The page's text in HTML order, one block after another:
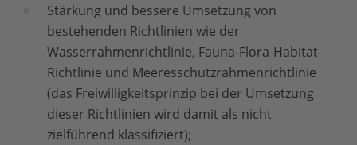
Stärkung und bessere Umsetzung von
bestehenden Richtlinien wie der
Wasserrahmenrichtlinie, Fauna-Flora-Habitat-
Richtlinie und Meeresschutzrahmenrichtlinie
(das Freiwilligkeitsprinzip bei der Umsetzung
dieser Richtlinien wird damit als nicht
zielführend klassifiziert);